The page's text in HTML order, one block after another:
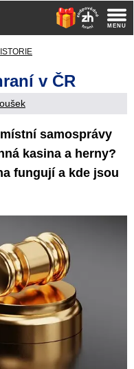
v ČR
samosprávy
kasina a herny?
fungují a kde jsou